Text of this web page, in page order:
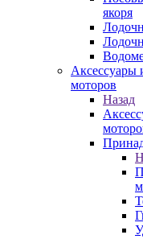
якоря
Аксессуары
моторов
Назад